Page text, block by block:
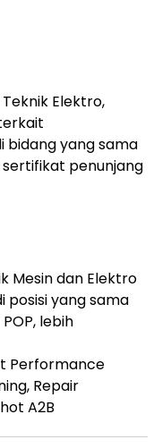
Elektro,
bidang yang sama
sertifikat penunjang
Mesin dan Elektro
posisi yang sama
lebih
Performance
Repair
A2B